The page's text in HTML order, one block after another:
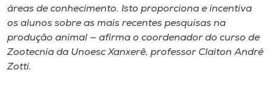
áreas de conhecimento. Isto proporciona e incentiva
os alunos sobre as mais recentes pesquisas na
produção animal — afirma o coordenador do curso de
Zootecnia da Unoesc Xanxerê, professor Claiton André
Zotti.